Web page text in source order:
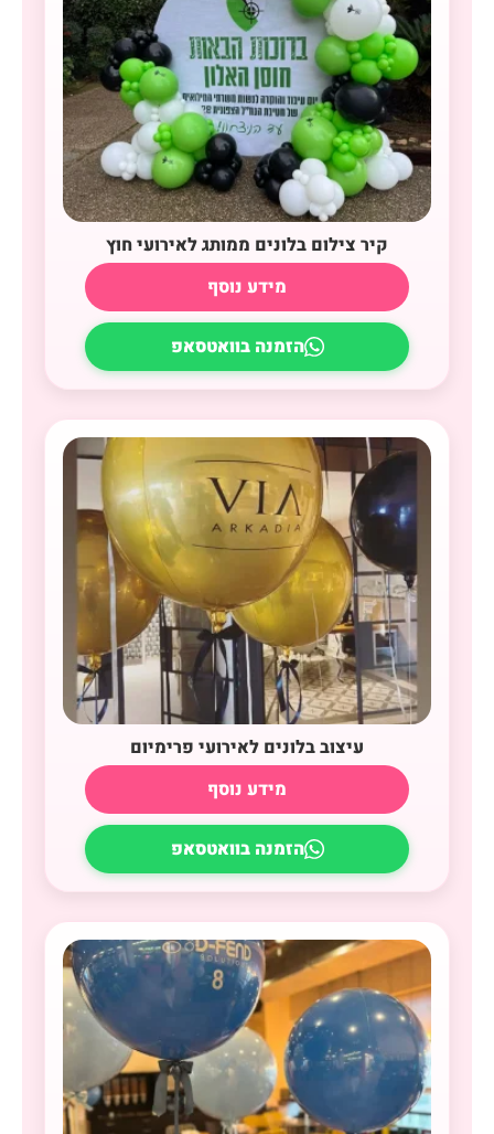
קיר צילום בלונים ממותג לאירועי חוץ
מידע נוסף
הזמנה בוואטסאפ
עיצוב בלונים לאירועי פרימיום
מידע נוסף
הזמנה בוואטסאפ